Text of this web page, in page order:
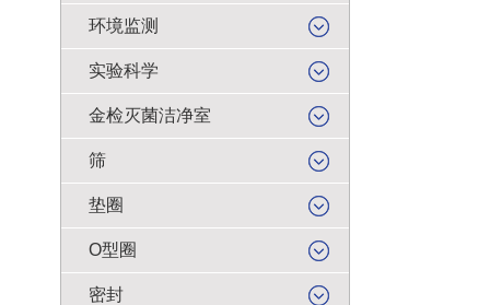
环境监测
实验科学
金检灭菌洁净室
筛
垫圈
O型圈
密封